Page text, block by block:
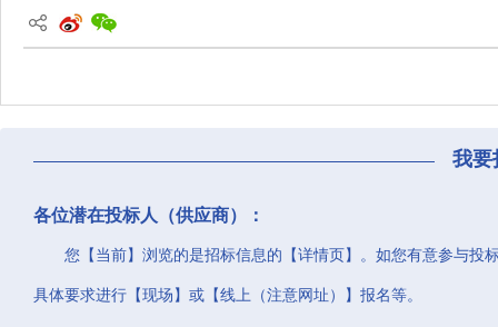
我要
各位潜在投标人（供应商）：
您【当前】浏览的是招标信息的【详情页】。如您有意参与投
具体要求进行【现场】或【线上（注意网址）】报名等。